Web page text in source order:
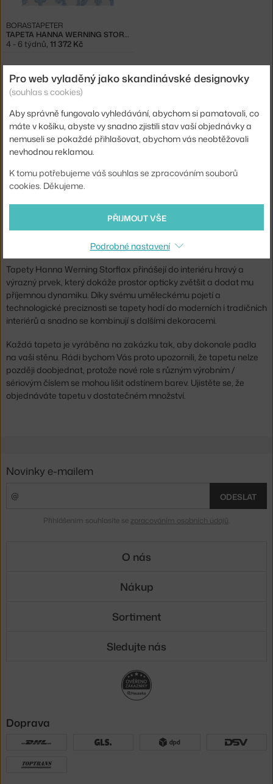
Značka: BorasTapeter Designer:Hanna Werning
Kolekce velkoformátových květinových tapet Hanna Werning
Storflax od švédské značky BoråsTapeter.
V kolekci tapet Hanna Werning Storflax se setkává odvážný a
hravý design s jemně grafickými motivy květin, které se
rozprostírají od podlahy až ke stropu. Ručně vytvořené razítkové
vzory designerky Hanny Werning dávají každé tapetě osobitý
charakter, zatímco digitální tisk zajišťuje detailní provedení na
Tapety Hanna Werning Storflax přinášejí do interiéru hravý a
výrazný prvek, který dokáže prostor opticky zvětšit a dodat mu
příjemnou dynamiku. Díky svému uměleckému pojetí a
technologické preciznosti se tapety hodí do moderních i tradičních
interiérů a snadno se kombinují s dalšími dekoracemi.
Každá tapeta je vyráběna na zakázku tak, aby dokonale padla
na vaši stěnu. Rádi bychom Vás proto upozornili, že tapetu nelze
později doobjednat, protože nové role s různým výrobním /
sériovým číslem se mohou lišit odstínem barev. Ujistěte se, že
objednáváte tapetu v dostatečném množství.
TAPETA HANNA WERNING STORFLAX 9661W
BORASTAPETER
4 - 6 týdnů 11 372 Kč
Ste zo Slovenska? Prejdite naTapety Hanna Werning Storflax
Shopping from the EU? Switch to
Wallpapers
Pro web vyladěný jako skandinávské designovky
(souhlas s cookies)
Aby správně fungovalo vyhledávání, abychom si pamatovali, co
máte v košíku, abyste vy snadno zjistili stav vaší objednávky a
nemuseli se pokaždé přihlašovat, abychom vás neobtěžovali
nevhodnou reklamou.
K tomu potřebujeme váš souhlas se zpracováním souborů
cookies. Děkujeme.
PŘIJMOUT VŠE
Podrobné nastavení
Novinky e-mailem
ODESLAT
Přihlášením souhlasíte se zpracováním osobních údajů
O nás
Nákup
Sortiment
Sledujte nás
Doprava